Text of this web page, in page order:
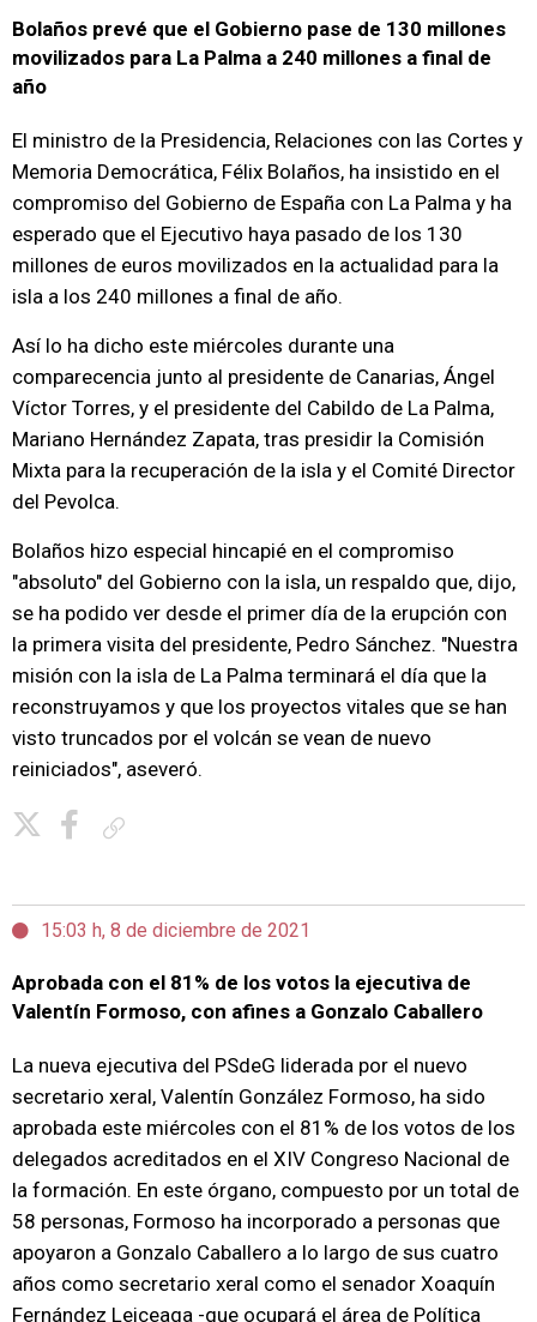
Bolaños prevé que el Gobierno pase de 130 millones
movilizados para La Palma a 240 millones a final de
año
El ministro de la Presidencia, Relaciones con las Cortes y
Memoria Democrática, Félix Bolaños, ha insistido en el
compromiso del Gobierno de España con La Palma y ha
esperado que el Ejecutivo haya pasado de los 130
millones de euros movilizados en la actualidad para la
isla a los 240 millones a final de año.
Así lo ha dicho este miércoles durante una
comparecencia junto al presidente de Canarias, Ángel
Víctor Torres, y el presidente del Cabildo de La Palma,
Mariano Hernández Zapata, tras presidir la Comisión
Mixta para la recuperación de la isla y el Comité Director
del Pevolca.
Bolaños hizo especial hincapié en el compromiso
"absoluto" del Gobierno con la isla, un respaldo que, dijo,
se ha podido ver desde el primer día de la erupción con
la primera visita del presidente, Pedro Sánchez. "Nuestra
misión con la isla de La Palma terminará el día que la
reconstruyamos y que los proyectos vitales que se han
visto truncados por el volcán se vean de nuevo
reiniciados", aseveró.
15:03 h, 8 de diciembre de 2021
Aprobada con el 81% de los votos la ejecutiva de
Valentín Formoso, con afines a Gonzalo Caballero
La nueva ejecutiva del PSdeG liderada por el nuevo
secretario xeral, Valentín González Formoso, ha sido
aprobada este miércoles con el 81% de los votos de los
delegados acreditados en el XIV Congreso Nacional de
la formación. En este órgano, compuesto por un total de
58 personas, Formoso ha incorporado a personas que
apoyaron a Gonzalo Caballero a lo largo de sus cuatro
años como secretario xeral como el senador Xoaquín
Fernández Leiceaga -que ocupará el área de Política